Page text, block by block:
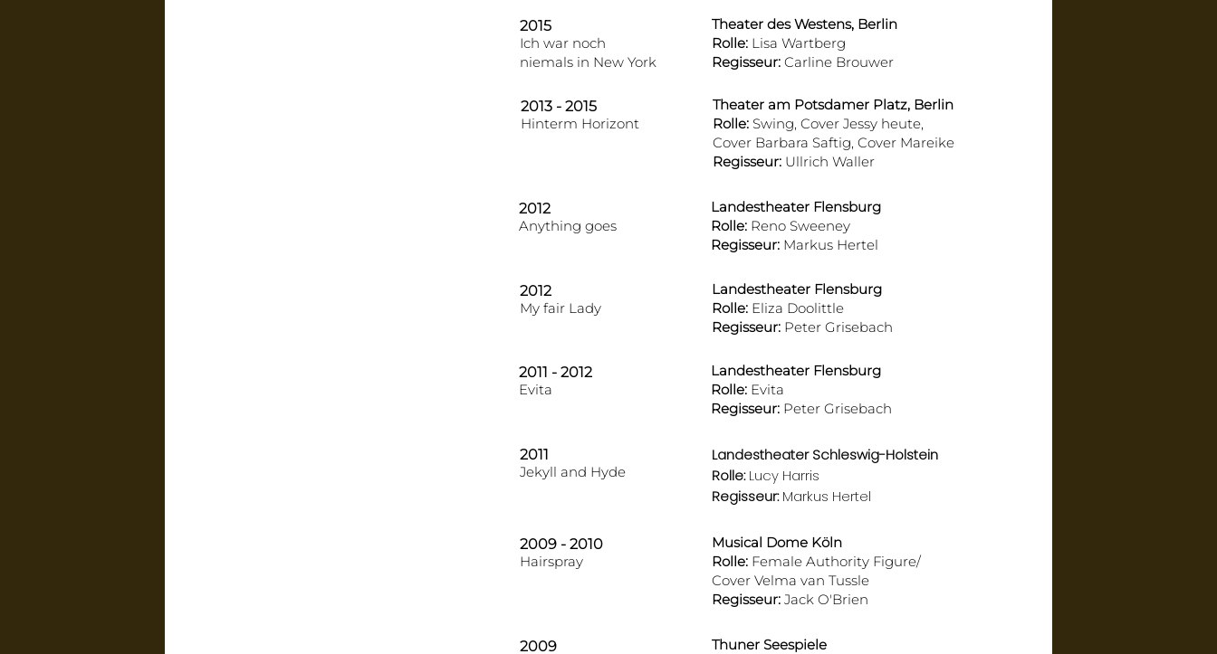
2015
Ich war noch
niemals in New York
Theater des Westens, Berlin
Rolle: Lisa Wartberg
Regisseur: Carline Brouwer
2013 - 2015
Hinterm Horizont
Theater am Potsdamer Platz, Berlin
Rolle: Swing, Cover Jessy heute,
Cover Barbara Saftig, Cover Mareike
Regisseur: Ullrich Waller
2012
Anything goes
Landestheater Flensburg
Rolle: Reno Sweeney
Regisseur: Markus Hertel
2012
My fair Lady
Landestheater Flensburg
Rolle: Eliza Doolittle
Regisseur: Peter Grisebach
2011 - 2012
Evita
Landestheater Flensburg
Rolle: Evita
Regisseur: Peter Grisebach
2011
Jekyll and Hyde
Landestheater Schleswig-Holstein
Rolle:Lucy Harris
Regisseur:Markus Hertel
2009 - 2010
Hairspray
Musical Dome Köln
Rolle: Female Authority Figure/
Cover Velma van Tussle
Regisseur: Jack O'Brien
2009 Thuner Seespiele